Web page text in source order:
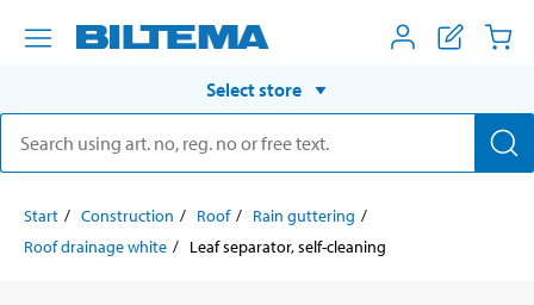
Select store
Start Construction Roof
Rain guttering
Roof drainage white
Leaf separator, self-cleaning